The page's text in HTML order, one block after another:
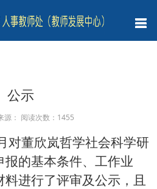
公示
： 阅读次数： 1455
对董欣岚哲学社会科学研
的基本条件、工作业
进行了评审及公示，且